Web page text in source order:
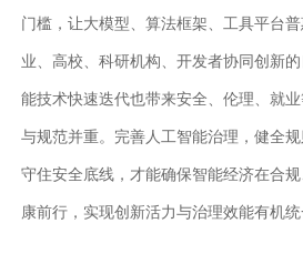
门槛，让大模型、算法框架、工具平台
业、高校、科研机构、开发者协同创新
能技术快速迭代也带来安全、伦理、就
与规范并重。完善人工智能治理，健全
守住安全底线，才能确保智能经济在合
康前行，实现创新活力与治理效能有机统